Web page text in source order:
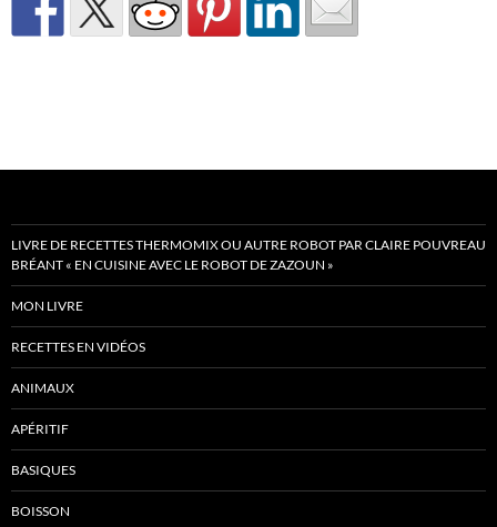
LIVRE DE RECETTES THERMOMIX OU AUTRE ROBOT PAR CLAIRE POUVREAU
BRÉANT « EN CUISINE AVEC LE ROBOT DE ZAZOUN »
MON LIVRE
RECETTES EN VIDÉOS
ANIMAUX
APÉRITIF
BASIQUES
BOISSON